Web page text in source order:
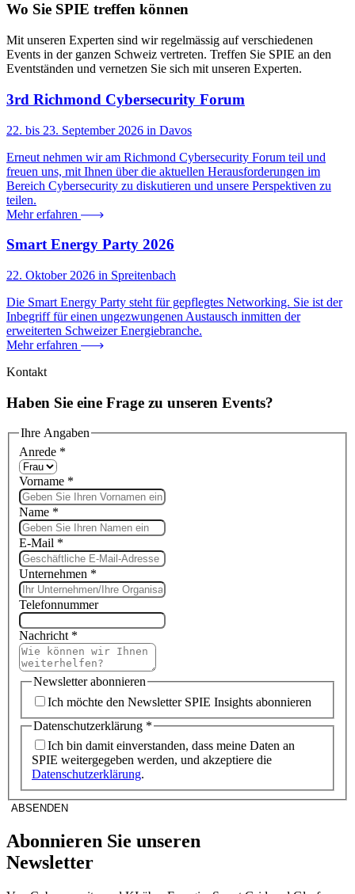
Wo Sie SPIE treffen können
Mit unseren Experten sind wir regelmässig auf verschiedenen
Events in der ganzen Schweiz vertreten. Treffen Sie SPIE an den
Eventständen und vernetzen Sie sich mit unseren Experten.
3rd Richmond Cybersecurity Forum
22. bis 23. September 2026 in Davos
Erneut nehmen wir am Richmond Cybersecurity Forum teil und
freuen uns, mit Ihnen über die aktuellen Herausforderungen im
Bereich Cybersecurity zu diskutieren und unsere Perspektiven zu
teilen.
Mehr erfahren
Smart Energy Party 2026
22. Oktober 2026 in Spreitenbach
Die Smart Energy Party steht für gepflegtes Networking. Sie ist der
Inbegriff für einen ungezwungenen Austausch inmitten der
erweiterten Schweizer Energiebranche.
Mehr erfahren
Kontakt
Haben Sie eine Frage zu unseren Events?
Ihre Angaben
Anrede *
Vorname *
Name *
E-Mail *
Unternehmen *
Telefonnummer
Nachricht *
Newsletter abonnieren
Ich möchte den Newsletter SPIE Insights abonnieren
Datenschutzerklärung *
Ich bin damit einverstanden, dass meine Daten an
SPIE weitergegeben werden, und akzeptiere die
Datenschutzerklärung.
ABSENDEN
Abonnieren Sie unseren
Newsletter